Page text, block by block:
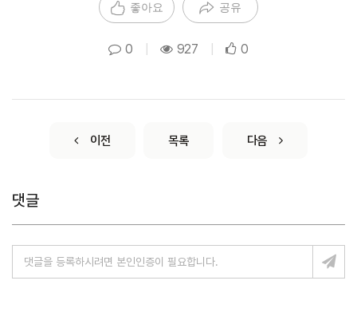
좋아요 공유
0 927 0
이전 목록 다음
댓글